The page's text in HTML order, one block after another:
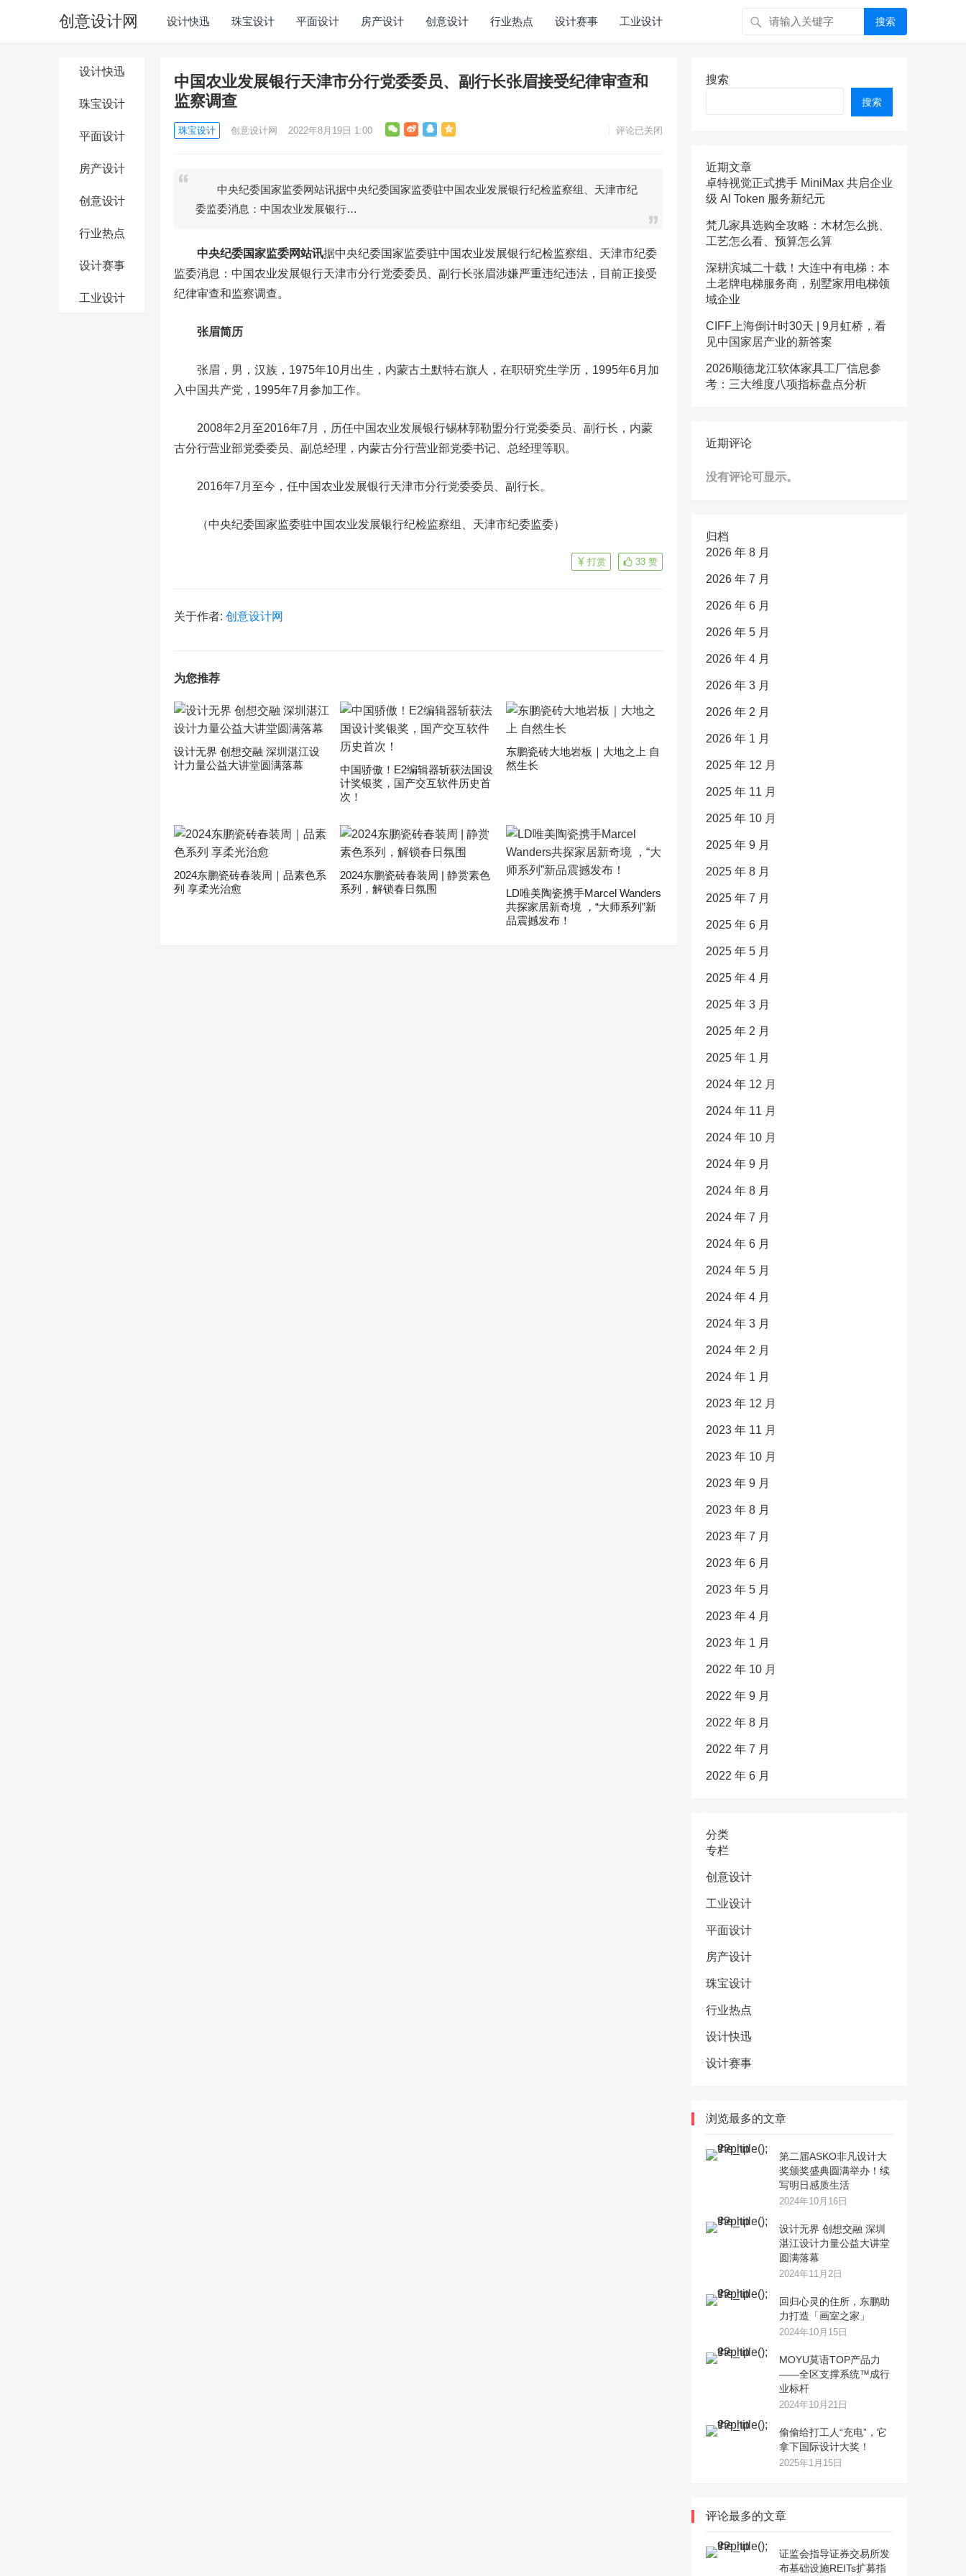
创意设计网 设计快迅 珠宝设计 平面设计 房产设计 创意设计 行业热点 设计赛事 工业设计 搜索
设计快迅
珠宝设计
平面设计
房产设计
创意设计
行业热点
设计赛事
工业设计
中国农业发展银行天津市分行党委委员、副行长张眉接受纪律审查和
监察调查
珠宝设计 创意设计网 2022年8月19日 1:00 评论已关闭
中央纪委国家监委网站讯据中央纪委国家监委驻中国农业发展银行纪检监察组、天津市纪
委监委消息：中国农业发展银行…
中央纪委国家监委网站讯据中央纪委国家监委驻中国农业发展银行纪检监察组、天津市纪委
监委消息：中国农业发展银行天津市分行党委委员、副行长张眉涉嫌严重违纪违法，目前正接受
纪律审查和监察调查。
张眉简历
张眉，男，汉族，1975年10月出生，内蒙古土默特右旗人，在职研究生学历，1995年6月加
入中国共产党，1995年7月参加工作。
2008年2月至2016年7月，历任中国农业发展银行锡林郭勒盟分行党委委员、副行长，内蒙
古分行营业部党委委员、副总经理，内蒙古分行营业部党委书记、总经理等职。
2016年7月至今，任中国农业发展银行天津市分行党委委员、副行长。
（中央纪委国家监委驻中国农业发展银行纪检监察组、天津市纪委监委）
33 赞
打赏
关于作者: 创意设计网
为您推荐
设计无界 创想交融 深圳湛江设
计力量公益大讲堂圆满落幕
中国骄傲！E2编辑器斩获法国设
计奖银奖，国产交互软件历史首
次！
东鹏瓷砖大地岩板｜大地之上 自
然生长
2024东鹏瓷砖春装周｜品素色系
列 享柔光治愈
2024东鹏瓷砖春装周 | 静赏素色
系列，解锁春日氛围
LD唯美陶瓷携手Marcel Wanders
共探家居新奇境 ，“大师系列”新
品震撼发布！
搜索
搜索
近期文章
卓特视觉正式携手 MiniMax 共启企业
级 AI Token 服务新纪元
梵几家具选购全攻略：木材怎么挑、
工艺怎么看、预算怎么算
深耕滨城二十载！大连中有电梯：本
土老牌电梯服务商，别墅家用电梯领
域企业
CIFF上海倒计时30天 | 9月虹桥，看
见中国家居产业的新答案
2026顺德龙江软体家具工厂信息参
考：三大维度八项指标盘点分析
近期评论
没有评论可显示。
归档
2026 年 8 月
2026 年 7 月
2026 年 6 月
2026 年 5 月
2026 年 4 月
2026 年 3 月
2026 年 2 月
2026 年 1 月
2025 年 12 月
2025 年 11 月
2025 年 10 月
2025 年 9 月
2025 年 8 月
2025 年 7 月
2025 年 6 月
2025 年 5 月
2025 年 4 月
2025 年 3 月
2025 年 2 月
2025 年 1 月
2024 年 12 月
2024 年 11 月
2024 年 10 月
2024 年 9 月
2024 年 8 月
2024 年 7 月
2024 年 6 月
2024 年 5 月
2024 年 4 月
2024 年 3 月
2024 年 2 月
2024 年 1 月
2023 年 12 月
2023 年 11 月
2023 年 10 月
2023 年 9 月
2023 年 8 月
2023 年 7 月
2023 年 6 月
2023 年 5 月
2023 年 4 月
2023 年 1 月
2022 年 10 月
2022 年 9 月
2022 年 8 月
2022 年 7 月
2022 年 6 月
分类
专栏
创意设计
工业设计
平面设计
房产设计
珠宝设计
行业热点
设计快迅
设计赛事
浏览最多的文章
第二届ASKO非凡设计大
奖颁奖盛典圆满举办！续
写明日感质生活
2024年10月16日
设计无界 创想交融 深圳
湛江设计力量公益大讲堂
圆满落幕
2024年11月2日
回归心灵的住所，东鹏助
力打造「画室之家」
2024年10月15日
MOYU莫语TOP产品力
——全区支撑系统™成行
业标杆
2024年10月21日
偷偷给打工人“充电”，它
拿下国际设计大奖！
2025年1月15日
评论最多的文章
证监会指导证券交易所发
布基础设施REITs扩募指